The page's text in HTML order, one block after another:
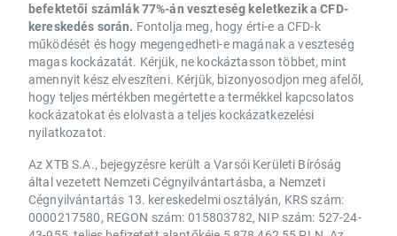
befektetői számlák 77%-án veszteség keletkezik a CFD-
kereskedés során. Fontolja meg, hogy érti-e a CFD-k
működését és hogy megengedheti-e magának a veszteség
magas kockázatát. Kérjük, ne kockáztasson többet, mint
amennyit kész elveszíteni. Kérjük, bizonyosodjon meg afelől,
hogy teljes mértékben megértette a termékkel kapcsolatos
kockázatokat és elolvasta a teljes kockázatkezelési
nyilatkozatot.
Az XTB S.A., bejegyzésre került a Varsói Kerületi Bíróság
által vezetett Nemzeti Cégnyilvántartásba, a Nemzeti
Cégnyilvántartás 13. kereskedelmi osztályán, KRS szám:
0000217580, REGON szám: 015803782, NIP szám: 527-24-